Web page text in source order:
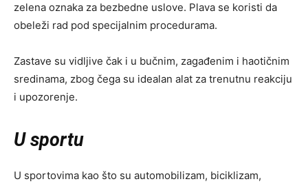
zelena oznaka za bezbedne uslove. Plava se koristi da
obeleži rad pod specijalnim procedurama.
Zastave su vidljive čak i u bučnim, zagađenim i haotičnim
sredinama, zbog čega su idealan alat za trenutnu reakciju
i upozorenje.
U sportu
U sportovima kao što su automobilizam, biciklizam,